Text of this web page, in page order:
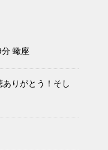
分 蠍座
ありがとう！そし